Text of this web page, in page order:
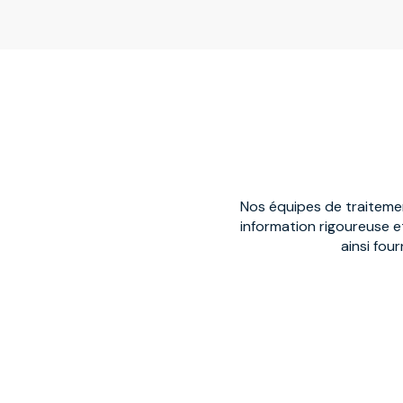
Nos équipes de
information rigoureuse
ainsi